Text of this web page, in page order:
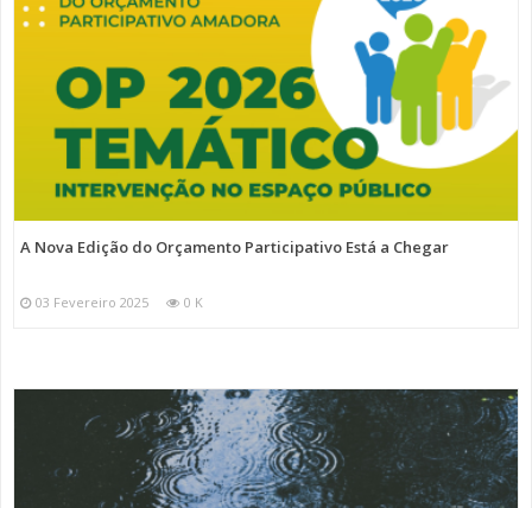
A Nova Edição do Orçamento Participativo Está a Chegar
03 Fevereiro 2025 0 K